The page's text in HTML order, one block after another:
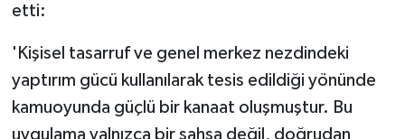
etti:
'Kişisel tasarruf ve genel merkez nezdindeki
yaptırım gücü kullanılarak tesis edildiği yönünde
kamuoyunda güçlü bir kanaat oluşmuştur. Bu
uygulama yalnızca bir şahsa değil, doğrudan